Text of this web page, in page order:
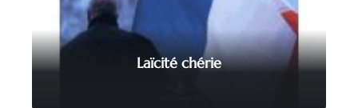
Laïcité chérie